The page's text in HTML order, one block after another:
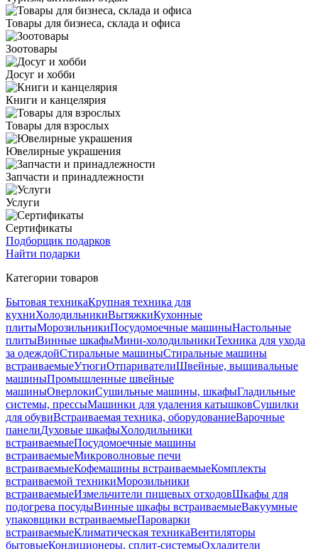
Товары для бизнеса, склада и офиса
Зоотовары
Досуг и хобби
Книги и канцелярия
Товары для взрослых
Ювелирные украшения
Запчасти и принадлежности
Услуги
Сертификаты
Подборщик подарков
Найти подарки
Категории товаров
Бытовая техникаКрупная техника для
кухниХолодильникиВытяжкиКухонные
плитыМорозильникиПосудомоечные машиныНастольные
плитыВинные шкафыМини-холодильникиТехника для ухода
за одеждойСтиральные машиныСтиральные машины
встраиваемыеУтюгиОтпаривателиШвейные, вышивальные
машиныПромышленные швейные
машиныОверлокиСушильные машины, шкафыГладильные
системы, прессыМашинки для удаления катышковСушилки
для обувиВстраиваемая техника, оборудованиеВарочные
панелиДуховые шкафыХолодильники
встраиваемыеПосудомоечные машины
встраиваемыеМикроволновые печи
встраиваемыеКофемашины встраиваемыеКомплекты
встраиваемой техникиМорозильники
встраиваемыеИзмельчители пищевых отходовШкафы для
подогрева посудыВинные шкафы встраиваемыеВакуумные
упаковщики встраиваемыеПароварки
встраиваемыеКлиматическая техникаВентиляторы
бытовыеКондиционеры, сплит-системыОхладители